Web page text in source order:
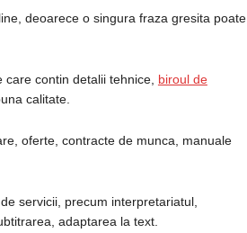
deoarece o singura fraza gresita poate
contin detalii tehnice, biroul de
calitate.
oferte, contracte de munca, manuale
servicii, precum interpretariatul,
adaptarea la text.